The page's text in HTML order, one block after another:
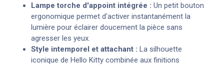
Lampe torche d'appoint intégrée : Un petit bouton
ergonomique permet d'activer instantanément la
lumière pour éclairer doucement la pièce sans
agresser les yeux.
Style intemporel et attachant : La silhouette
iconique de Hello Kitty combinée aux finitions